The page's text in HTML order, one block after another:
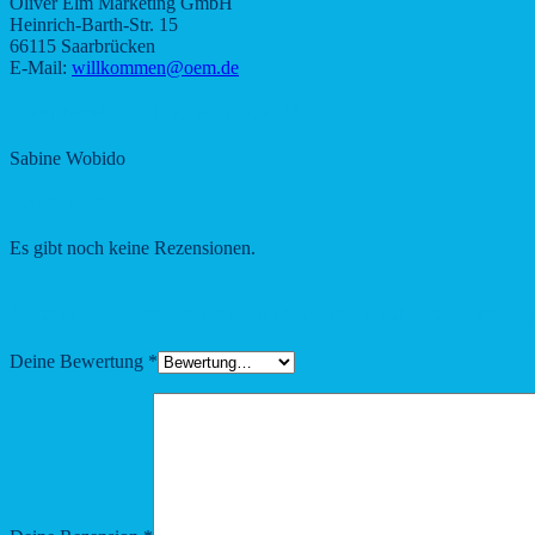
Heinrich-Barth-Str. 15
66115 Saarbrücken
E-Mail: willkommen@oem.de
Sabine Wobido
Es gibt noch keine Rezensionen.
Deine Bewertung *